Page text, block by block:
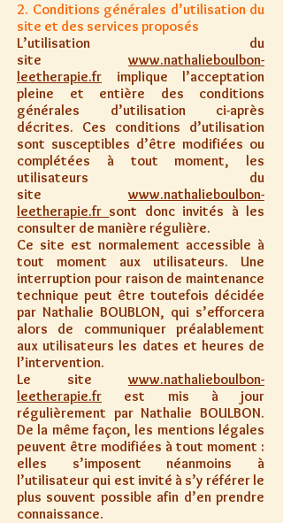
2. Conditions générales d’utilisation du
site et des services proposés
L’utilisation du
sitewww.nathalieboulbon-
leetherapie.fr implique l’acceptation
pleine et entière des conditions
générales d’utilisation ci-après
décrites. Ces conditions d’utilisation
sont susceptibles d’être modifiées ou
complétées à tout moment, les
utilisateurs du
sitewww.nathalieboulbon-
leetherapie.fr sont donc invités à les
consulter de manière régulière.
Ce site est normalement accessible à
tout moment aux utilisateurs. Une
interruption pour raison de maintenance
technique peut être toutefois décidée
par Nathalie BOUBLON, qui s’efforcera
alors de communiquer préalablement
aux utilisateurs les dates et heures de
l’intervention.
Le sitewww.nathalieboulbon-
leetherapie.fr est mis à jour
régulièrement par Nathalie BOULBON.
De la même façon, les mentions légales
peuvent être modifiées à tout moment :
elles s’imposent néanmoins à
l’utilisateur qui est invité à s’y référer le
plus souvent possible afin d’en prendre
connaissance.